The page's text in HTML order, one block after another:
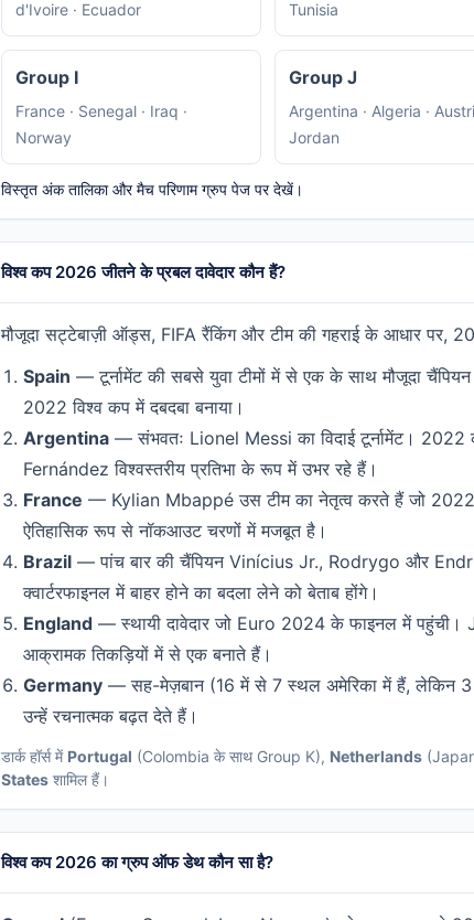
d'Ivoire · Ecuador
Tunisia
Group I
France · Senegal · Iraq ·
Norway
Group J
Argentina · Algeria ·
Jordan
विस्तृत अंक तालिका और मैच परिणाम ग्रुप पेज पर देखें।
विश्व कप 2026 जीतने के प्रबल दावेदार कौन हैं?
मौजूदा सट्टेबाज़ी ऑड्स, FIFA रैंकिंग और टीम की गहराई के आधार पर,
Spain — टूर्नामेंट की सबसे युवा टीमों में से एक के साथ मौजूदा
2022 विश्व कप में दबदबा बनाया।
Argentina — संभवतः Lionel Messi का विदाई टूर्नामेंट।
Fernández विश्वस्तरीय प्रतिभा के रूप में उभर रहे हैं।
France — Kylian Mbappé उस टीम का नेतृत्व करते हैं जो
ऐतिहासिक रूप से नॉकआउट चरणों में मजबूत है।
Brazil — पांच बार की चैंपियन Vinícius Jr., Rodrygo और
क्वार्टरफाइनल में बाहर होने का बदला लेने को बेताब होंगे।
England — स्थायी दावेदार जो Euro 2024 के फाइनल में
आक्रामक तिकड़ियों में से एक बनाते हैं।
Germany — सह-मेज़बान (16 में से 7 स्थल अमेरिका में हैं, लेकिन
उन्हें रचनात्मक बढ़त देते हैं।
डार्क हॉर्स में Portugal (Colombia के साथ Group K), Netherlands
States शामिल हैं।
विश्व कप 2026 का ग्रुप ऑफ डेथ कौन सा है?